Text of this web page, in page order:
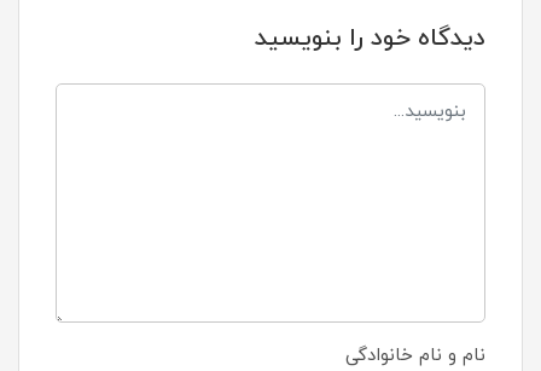
دیدگاه خود را بنویسید
نام و نام خانوادگی